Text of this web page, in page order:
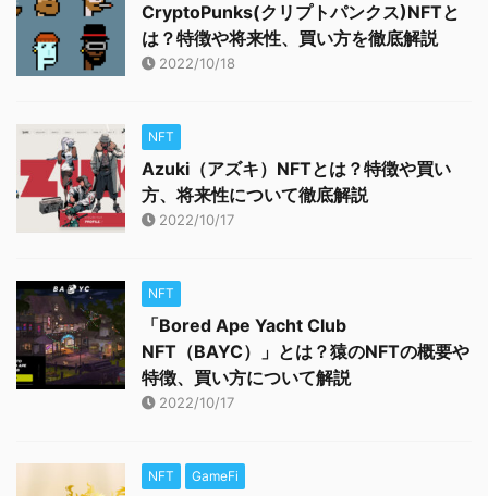
CryptoPunks(クリプトパンクス)NFTと
は？特徴や将来性、買い方を徹底解説
2022/10/18
NFT
Azuki（アズキ）NFTとは？特徴や買い
方、将来性について徹底解説
2022/10/17
NFT
「Bored Ape Yacht Club
NFT（BAYC）」とは？猿のNFTの概要や
特徴、買い方について解説
2022/10/17
NFT GameFi